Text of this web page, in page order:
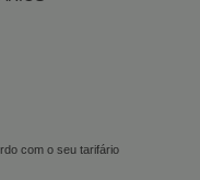
com o seu tarifário